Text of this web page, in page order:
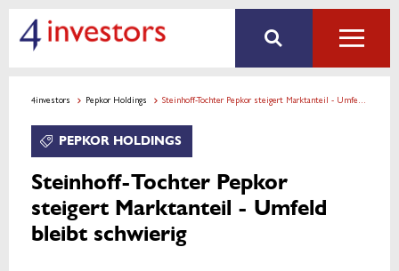
4investors Pepkor Holdings Steinhoff-Tochter Pepkor steigert Marktanteil - Umfeld bleibt schwierig
PEPKOR HOLDINGS
Steinhoff-Tochter Pepkor
steigert Marktanteil - Umfeld
bleibt schwierig